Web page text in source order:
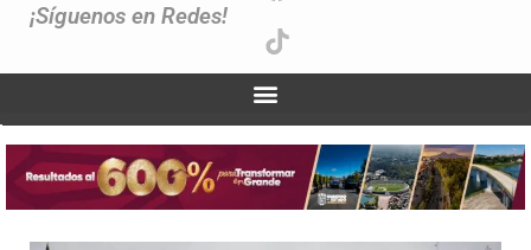
¡Síguenos en Redes!